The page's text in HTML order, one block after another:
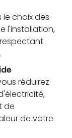
choix des
l'installation,
réduirez
de
de votre